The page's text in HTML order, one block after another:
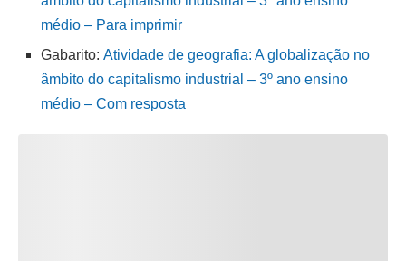
médio – Para imprimir
Gabarito: Atividade de geografia: A globalização no
âmbito do capitalismo industrial – 3º ano ensino
médio – Com resposta